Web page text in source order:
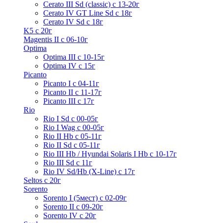
Cerato III Sd (classic) с 13-20г
Cerato IV GT Line Sd с 18г
Cerato IV Sd с 18г
K5 с 20г
Magentis II с 06-10г
Optima
Optima III с 10-15г
Optima IV с 15г
Picanto
Picanto I с 04-11г
Picanto II c 11-17г
Picanto III c 17г
Rio
Rio I Sd с 00-05г
Rio I Wag c 00-05г
Rio II Hb с 05-11г
Rio II Sd с 05-11г
Rio III Hb / Hyundai Solaris I Hb с 10-17г
Rio III Sd c 11г
Rio IV Sd/Hb (X-Line) с 17г
Seltos с 20г
Sorento
Sorento I (5мест) с 02-09г
Sorento II c 09-20г
Sorento IV с 20г